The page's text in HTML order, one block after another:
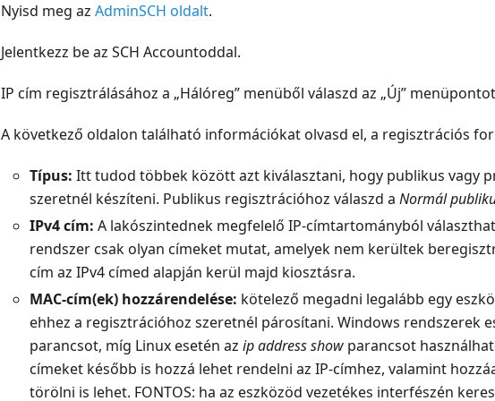
Nyisd meg az AdminSCH oldalt.
Jelentkezz be az SCH Accountoddal.
IP cím regisztrálásához a „Hálóreg” menüből válaszd az „Új”
A következő oldalon található információkat olvasd el, a regisztrációs
Típus: Itt tudod többek között azt kiválasztani, hogy publikus vagy
szeretnél készíteni. Publikus regisztrációhoz válaszd a Normál
IPv4 cím: A lakószintednek megfelelő IP-címtartományból
rendszer csak olyan címeket mutat, amelyek nem kerültek
cím az IPv4 címed alapján kerül majd kiosztásra.
MAC-cím(ek) hozzárendelése: kötelező megadni legalább egy
ehhez a regisztrációhoz szeretnél párosítani. Windows rendszerek
parancsot, míg Linux esetén az ip address show parancsot
címeket később is hozzá lehet rendelni az IP-címhez, valamint
törölni is lehet. FONTOS: ha az eszközöd vezetékes interfészén